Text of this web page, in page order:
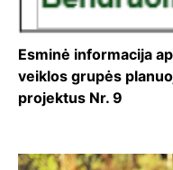
Esminė informacija
veiklos grupės
projektus Nr. 9